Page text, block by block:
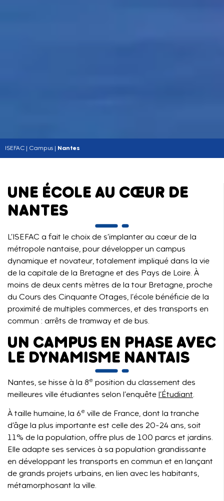
ISEFAC | Campus | Nantes
UNE ÉCOLE AU CŒUR DE
NANTES
L’ISEFAC a fait le choix de s’implanter au cœur de la
métropole nantaise, pour développer un campus
dynamique et novateur, totalement impliqué dans la vie
de la capitale de la Bretagne et des Pays de Loire. À
moins de deux cents mètres de la tour Bretagne, proche
du Cours des Cinquante Otages, l’école bénéficie de la
proximité de multiples commerces, et des transports en
commun : arrêts de tramway et de bus.
UN CAMPUS EN PHASE AVEC
LE DYNAMISME NANTAIS
Nantes, se hisse à la 8e position du classement des
meilleures ville étudiantes selon l’enquête l’Étudiant
À taille humaine, la 6e ville de France, dont la tranche
d’âge la plus importante est celle des 20-24 ans, soit
11% de la population, offre plus de 100 parcs et jardins.
Elle adapte ses services à sa population grandissante
en développant les transports en commun et en lançant
de grands projets urbains, en lien avec les habitants,
métamorphosant la ville.